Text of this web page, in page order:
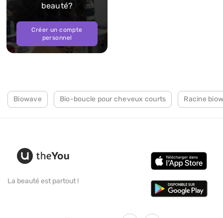
beauté?
Créer un compte
personnel
Biowave Bio-boucle pour cheveux courts Racine
La beauté est partout !